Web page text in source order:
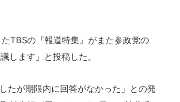
TBSの『報道特集』がまた参政党の
します」と投稿した。
たが期限内に回答がなかった」との発